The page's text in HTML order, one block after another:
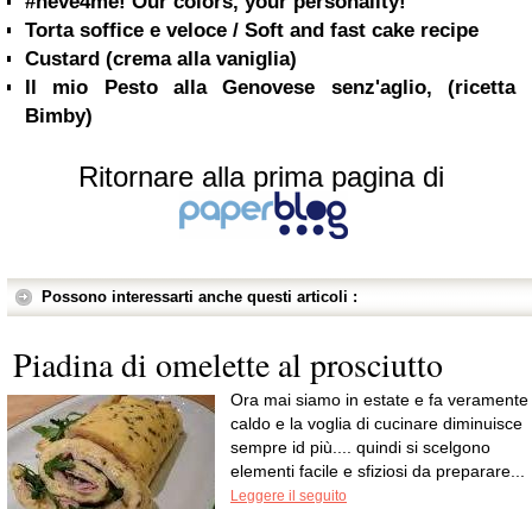
Torta soffice e veloce / Soft and fast cake recipe
Custard (crema alla vaniglia)
Il mio Pesto alla Genovese senz'aglio, (ricetta
Bimby)
Ritornare alla prima pagina di
Possono interessarti anche questi articoli :
Piadina di omelette al prosciutto
Ora mai siamo in estate e fa veramente
caldo e la voglia di cucinare diminuisce
sempre id più.... quindi si scelgono
elementi facile e sfiziosi da preparare...
Leggere il seguito